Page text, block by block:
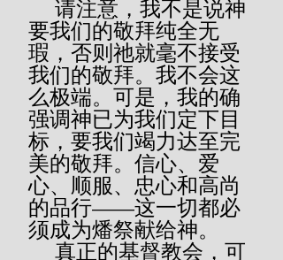
要我们的敬拜纯全无
瑕，否则祂就毫不接受
我们的敬拜。我不会这
么极端。可是，我的确
强调神已为我们定下目
标，要我们竭力达至完
美的敬拜。信心、爱
心、顺服、忠心和高尚
的品行——这一切都必
须成为燔祭献给神。